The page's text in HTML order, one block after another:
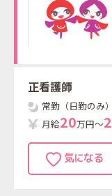
正看護師
常勤（日勤のみ）
月給20万円～2